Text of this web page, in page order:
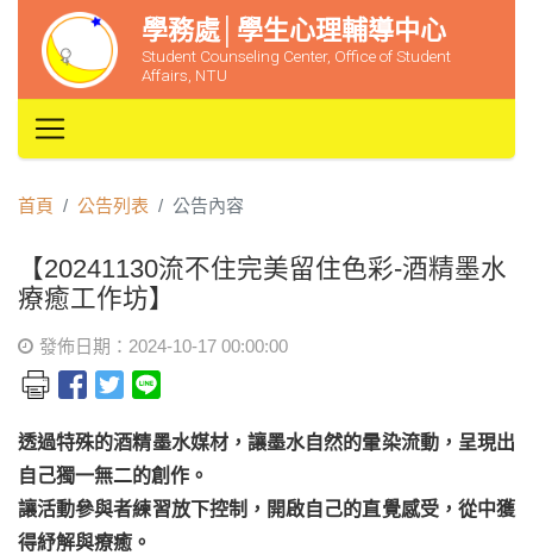
學務處│學生心理輔導中心
Student Counseling Center, Office of Student
Affairs, NTU
首頁 公告列表 公告內容
【20241130流不住完美留住色彩-酒精墨水
療癒工作坊】
發佈日期：2024-10-17 00:00:00
透過特殊的酒精墨水媒材，讓墨水自然的暈染流動，呈現出
自己獨一無二的創作。
讓活動參與者練習放下控制，開啟自己的直覺感受，從中獲
得紓解與療癒。